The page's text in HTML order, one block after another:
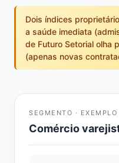
Dois índices
a saúde imediata
de Futuro Setorial olha
(apenas novas
SEGMENTO ·
Comércio